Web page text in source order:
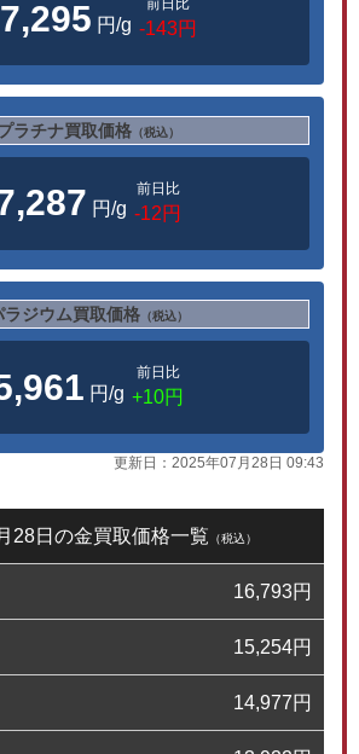
円/g
前日比
-143円
ラチナ買取価格 （税込）
円/g
前日比
-12円
ラジウム買取価格 （税込）
円/g
前日比
+10円
更新日： 2025年07月28日 09:43
28日の金買取価格一覧 （税込）
16,793円
15,254円
14,977円